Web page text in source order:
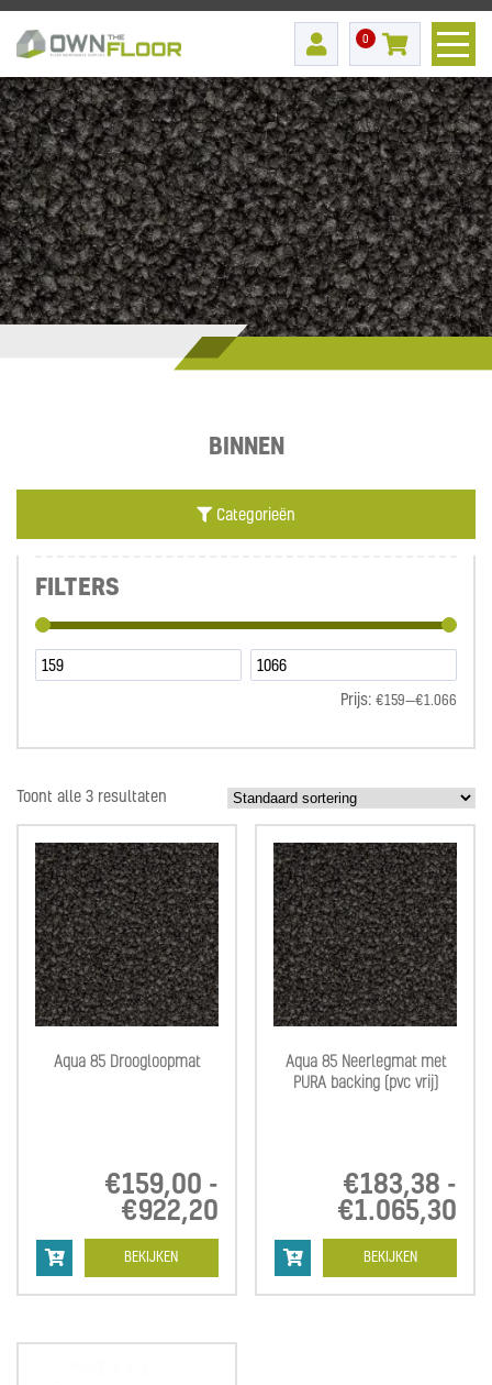
0
BINNEN
Categorieën
FILTERS
€159—€1.066
Toont alle 3 resultaten
Aqua 85 Droogloopmat
€159,00 -
€922,20 Prijsklasse:
€159,00
€922,20
BEKIJKEN
Aqua 85 Neerlegmat met
PURA backing (pvc vrij)
€183,38 -
€1.065,30
BEKIJKEN